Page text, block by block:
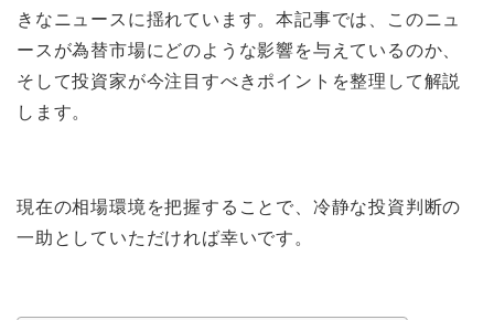
きなニュースに揺れています。本記事では、このニュ
ースが為替市場にどのような影響を与えているのか、
そして投資家が今注目すべきポイントを整理して解説
します。
現在の相場環境を把握することで、冷静な投資判断の
一助としていただければ幸いです。